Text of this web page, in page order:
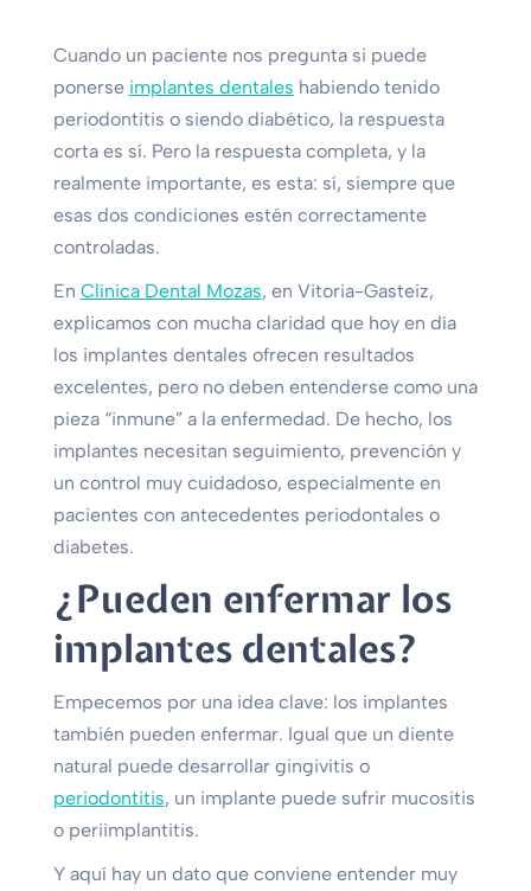
Cuando un paciente nos pregunta si puede
ponerse implantes dentales habiendo tenido
periodontitis o siendo diabético, la respuesta
corta es sí. Pero la respuesta completa, y la
realmente importante, es esta: sí, siempre que
esas dos condiciones estén correctamente
controladas.
En Clínica Dental Mozas, en Vitoria-Gasteiz,
explicamos con mucha claridad que hoy en día
los implantes dentales ofrecen resultados
excelentes, pero no deben entenderse como una
pieza “inmune” a la enfermedad. De hecho, los
implantes necesitan seguimiento, prevención y
un control muy cuidadoso, especialmente en
pacientes con antecedentes periodontales o
diabetes.
¿Pueden enfermar los
implantes dentales?
Empecemos por una idea clave: los implantes
también pueden enfermar. Igual que un diente
natural puede desarrollar gingivitis o
periodontitis, un implante puede sufrir mucositis
o periimplantitis.
Y aquí hay un dato que conviene entender muy